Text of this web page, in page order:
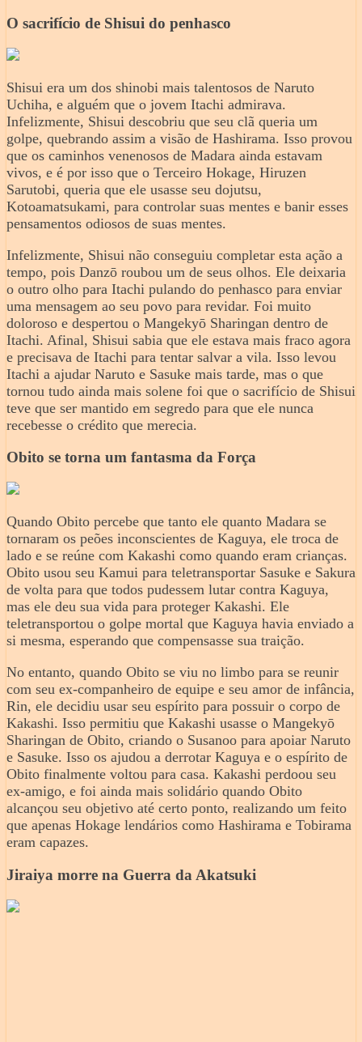
O sacrifício de Shisui do penhasco
Shisui era um dos shinobi mais talentosos de Naruto
Uchiha, e alguém que o jovem Itachi admirava.
Infelizmente, Shisui descobriu que seu clã queria um
golpe, quebrando assim a visão de Hashirama. Isso provou
que os caminhos venenosos de Madara ainda estavam
vivos, e é por isso que o Terceiro Hokage, Hiruzen
Sarutobi, queria que ele usasse seu dojutsu,
Kotoamatsukami, para controlar suas mentes e banir esses
pensamentos odiosos de suas mentes.
Infelizmente, Shisui não conseguiu completar esta ação a
tempo, pois Danzō roubou um de seus olhos. Ele deixaria
o outro olho para Itachi pulando do penhasco para enviar
uma mensagem ao seu povo para revidar. Foi muito
doloroso e despertou o Mangekyō Sharingan dentro de
Itachi. Afinal, Shisui sabia que ele estava mais fraco agora
e precisava de Itachi para tentar salvar a vila. Isso levou
Itachi a ajudar Naruto e Sasuke mais tarde, mas o que
tornou tudo ainda mais solene foi que o sacrifício de Shisui
teve que ser mantido em segredo para que ele nunca
recebesse o crédito que merecia.
Obito se torna um fantasma da Força
Quando Obito percebe que tanto ele quanto Madara se
tornaram os peões inconscientes de Kaguya, ele troca de
lado e se reúne com Kakashi como quando eram crianças.
Obito usou seu Kamui para teletransportar Sasuke e Sakura
de volta para que todos pudessem lutar contra Kaguya,
mas ele deu sua vida para proteger Kakashi. Ele
teletransportou o golpe mortal que Kaguya havia enviado a
si mesma, esperando que compensasse sua traição.
No entanto, quando Obito se viu no limbo para se reunir
com seu ex-companheiro de equipe e seu amor de infância,
Rin, ele decidiu usar seu espírito para possuir o corpo de
Kakashi. Isso permitiu que Kakashi usasse o Mangekyō
Sharingan de Obito, criando o Susanoo para apoiar Naruto
e Sasuke. Isso os ajudou a derrotar Kaguya e o espírito de
Obito finalmente voltou para casa. Kakashi perdoou seu
ex-amigo, e foi ainda mais solidário quando Obito
alcançou seu objetivo até certo ponto, realizando um feito
que apenas Hokage lendários como Hashirama e Tobirama
eram capazes.
Jiraiya morre na Guerra da Akatsuki